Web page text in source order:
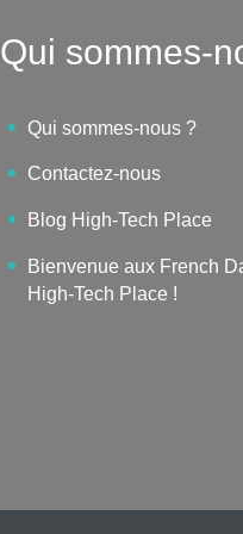
Qui sommes-
Qui sommes-nous ?
Contactez-nous
Blog High-Tech Place
Bienvenue aux French
High-Tech Place !